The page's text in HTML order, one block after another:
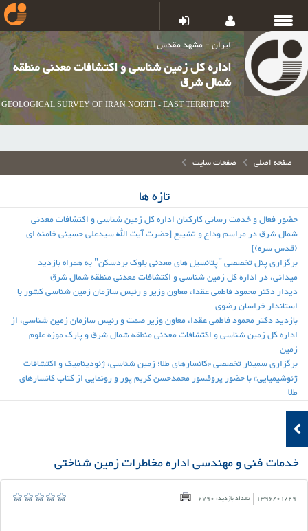
ایران - مشهد مقدس
اداره کل زمین شناسی و اکتشافات معدنی منطقه
شمال شرق
GEOLOGICAL SURVEY OF IRAN NORTH - EAST TERRITORY
صفحه اصلی صفحات سایت
تازه ها
حضور فعال و خدمت رسانی کارکنان اداره کل زمین شناسی و اکتشافات معدنی
شمال شرق در مراسم وداع و تشییع [حضرت آیت الله سیدعلی حسینی خامنه ای
(قدس سره)]
برگزاری پنل تخصصی "پتانسیل های معدنی بلوک بردسکن" به همراه بازدید
میدانی، در اداره کل زمین شناسی و اکتشافات معدنی منطقه شمال شرق
دیدار دکتر محمود فاطمی عقدا، معاون وزیر و رئیس سازمان زمین شناسی کشور با
استاندار خراسان رضوی
بازدید دکتر محمود فاطمی عقدا، معاون وزیر صمت و رئیس سازمان زمین شناسی، از
اداره کل زمین شناسی و اکتشافات معدنی منطقه شمال شرق و پارک موزه علوم
زمین
برگزاری سمینار تخصصی «کانسارهای طلا؛ زمین شناسی، ژئودینامیک و اکتشافات
ژئوشیمیایی» با حضور پروفسور محمدحسن کریم پور و رونمایی از کتاب کانسارهای
طلا
خدمات فنی و مهندسی اداره مخاطرات زمین شناختی
1396/01/29 تعداد بازدید: 6790